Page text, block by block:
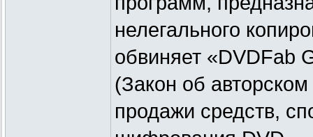
нелегального
обвиняет «DVDFab
(Закон об
продажи средств,